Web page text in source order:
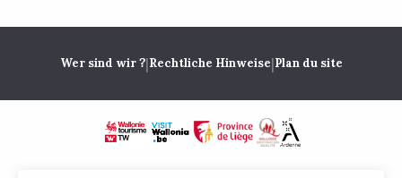
Wer sind wir ?|Rechtliche Hinweise|Plan du site